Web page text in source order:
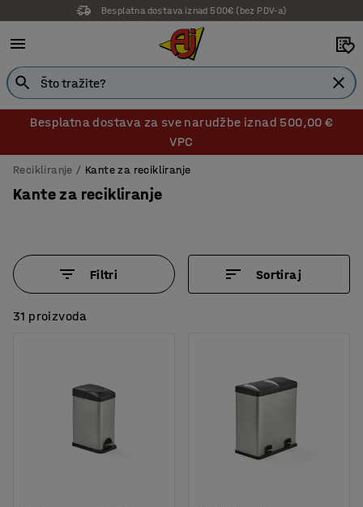
14 dana prava na povrat
Besplatna dostava za sve narudžbe iznad 500,00 €
VPC
Recikliranje Kante za recikliranje
Kante za recikliranje
Filtri Sortiraj
31 proizvoda